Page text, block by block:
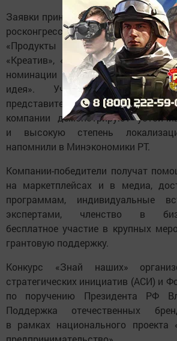
Заявки принимаются на крауд-
росконгресс. рф/brand по
«Продукты и питание»,
«Креатив», «ИТ», «Высокие
номинации конкурса —
идея». Участниками
представители малого и
компании демонстрируют
и высокую степень
напомнили в Минэкономики РТ.
Компании-победители получат
на маркетплейсах и в медиа,
программам, индивидуальные
экспертами, членство в
бесплатное участие в крупных
грантовую поддержку.
Конкурс «Знай наших»
стратегических инициатив (АСИ) и
по поручению Президента РФ
Поддержка отечественных
в рамках национального проекта